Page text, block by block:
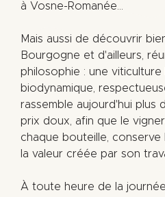
à Vosne-Romanée…
Mais aussi de découvrir
Bourgogne et d'ailleurs,
philosophie : une
biodynamique,
rassemble aujourd'hui plus
prix doux, afin que le
chaque bouteille,
la valeur créée par son
À toute heure de la